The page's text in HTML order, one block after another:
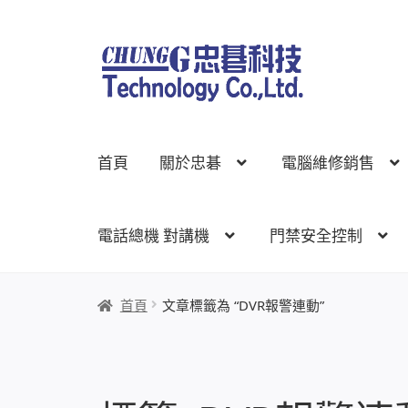
跳
至
導
跳
至
主
容
首頁 關於忠碁 電腦維修銷售
電話總機 對講機 門禁安全控制
首頁關於忠碁電腦維修銷售網路規劃架設
首頁 文章標籤為 “DVR報警連動”